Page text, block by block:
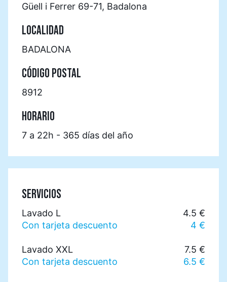
Güell i Ferrer 69-71, Badalona
LOCALIDAD
BADALONA
CÓDIGO POSTAL
8912
HORARIO
7 a 22h - 365 días del año
SERVICIOS
Lavado L
4.5 €
Con tarjeta descuento
4 €
Lavado XXL
7.5 €
Con tarjeta descuento
6.5 €